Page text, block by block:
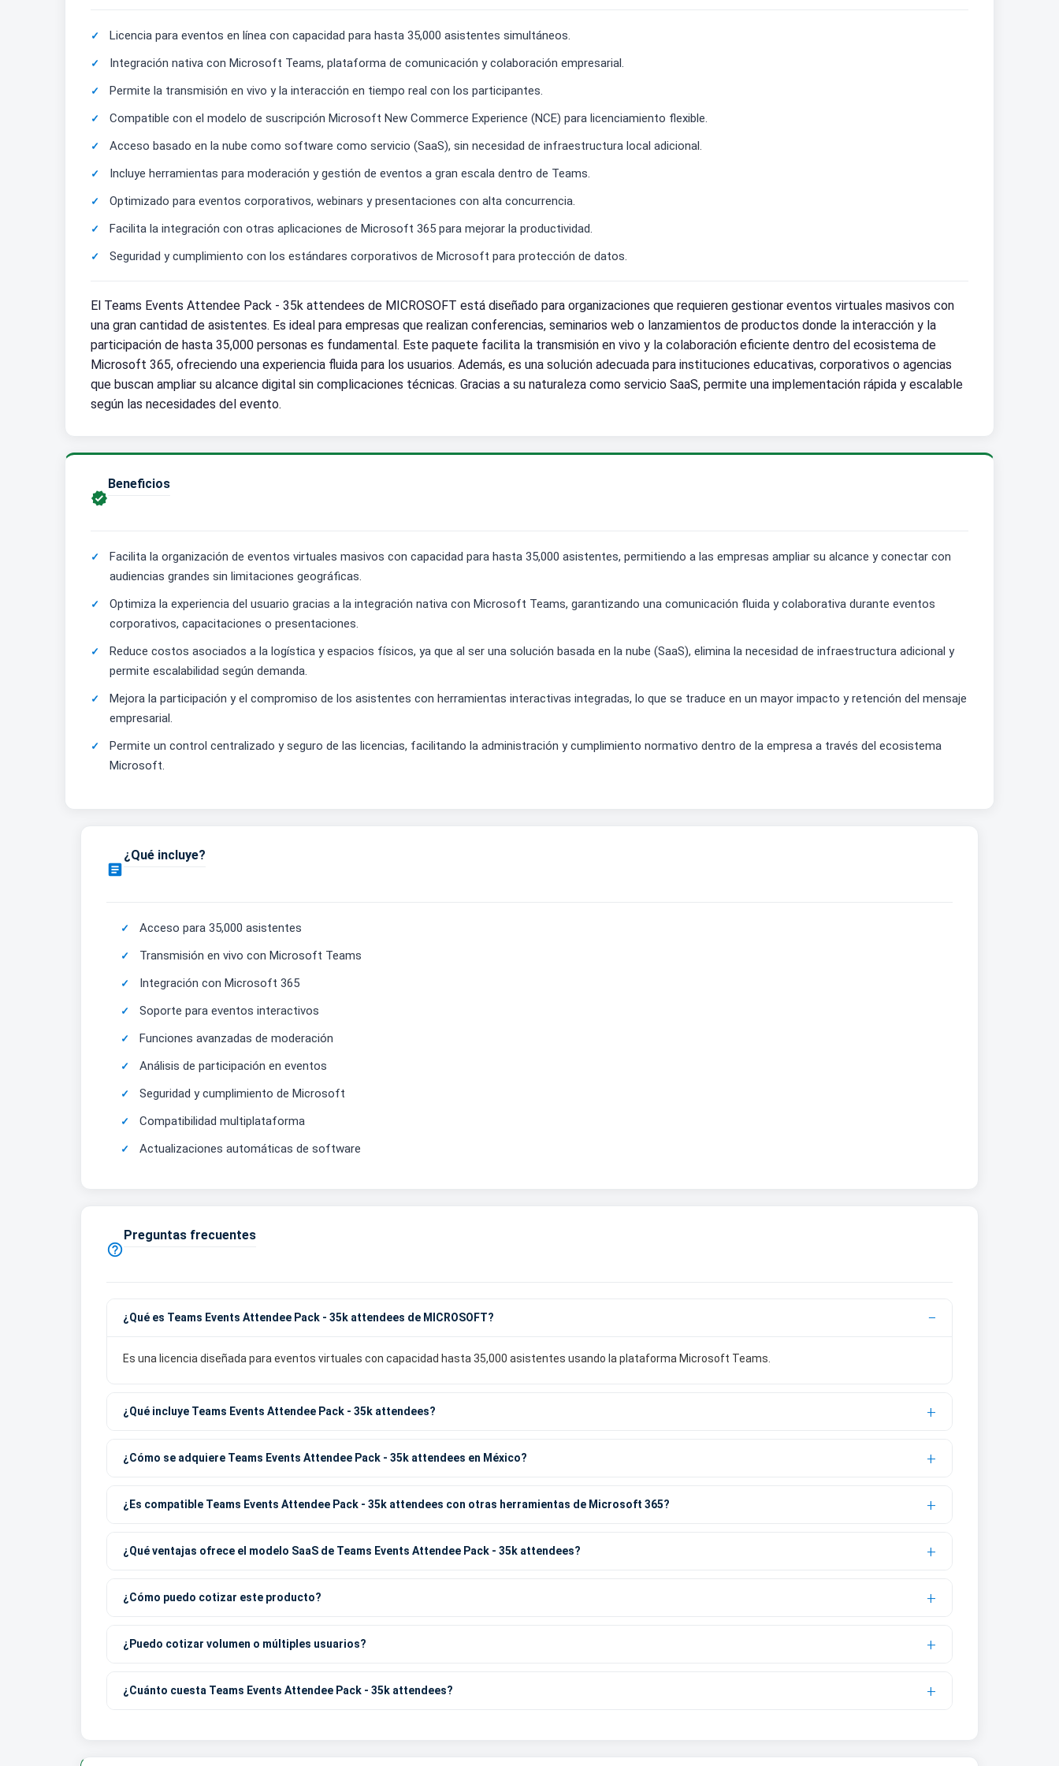
Licencia para eventos en línea con capacidad para hasta 35,000 asistentes simultáneos.
Integración nativa con Microsoft Teams, plataforma de comunicación y colaboración empresarial.
Permite la transmisión en vivo y la interacción en tiempo real con los participantes.
Compatible con el modelo de suscripción Microsoft New Commerce Experience (NCE) para licenciamiento flexible.
Acceso basado en la nube como software como servicio (SaaS), sin necesidad de infraestructura local adicional.
Incluye herramientas para moderación y gestión de eventos a gran escala dentro de Teams.
Optimizado para eventos corporativos, webinars y presentaciones con alta concurrencia.
Facilita la integración con otras aplicaciones de Microsoft 365 para mejorar la productividad.
Seguridad y cumplimiento con los estándares corporativos de Microsoft para protección de datos.
El Teams Events Attendee Pack - 35k attendees de MICROSOFT está diseñado para organizaciones que requieren gestionar eventos virtuales masivos con
una gran cantidad de asistentes. Es ideal para empresas que realizan conferencias, seminarios web o lanzamientos de productos donde la interacción y la
participación de hasta 35,000 personas es fundamental. Este paquete facilita la transmisión en vivo y la colaboración eficiente dentro del ecosistema de
Microsoft 365, ofreciendo una experiencia fluida para los usuarios. Además, es una solución adecuada para instituciones educativas, corporativos o agencias
que buscan ampliar su alcance digital sin complicaciones técnicas. Gracias a su naturaleza como servicio SaaS, permite una implementación rápida y escalable
según las necesidades del evento.

Beneficios
Facilita la organización de eventos virtuales masivos con capacidad para hasta 35,000 asistentes, permitiendo a las empresas ampliar su alcance y conectar con
audiencias grandes sin limitaciones geográficas.
Optimiza la experiencia del usuario gracias a la integración nativa con Microsoft Teams, garantizando una comunicación fluida y colaborativa durante eventos
corporativos, capacitaciones o presentaciones.
Reduce costos asociados a la logística y espacios físicos, ya que al ser una solución basada en la nube (SaaS), elimina la necesidad de infraestructura adicional y
permite escalabilidad según demanda.
Mejora la participación y el compromiso de los asistentes con herramientas interactivas integradas, lo que se traduce en un mayor impacto y retención del mensaje
empresarial.
Permite un control centralizado y seguro de las licencias, facilitando la administración y cumplimiento normativo dentro de la empresa a través del ecosistema
Microsoft.

¿Qué incluye?
Acceso para 35,000 asistentes
Transmisión en vivo con Microsoft Teams
Integración con Microsoft 365
Soporte para eventos interactivos
Funciones avanzadas de moderación
Análisis de participación en eventos
Seguridad y cumplimiento de Microsoft
Compatibilidad multiplataforma
Actualizaciones automáticas de software

Preguntas frecuentes
¿Qué es Teams Events Attendee Pack - 35k attendees de MICROSOFT?
Es una licencia diseñada para eventos virtuales con capacidad hasta 35,000 asistentes usando la plataforma Microsoft Teams.
¿Qué incluye Teams Events Attendee Pack - 35k attendees?
¿Cómo se adquiere Teams Events Attendee Pack - 35k attendees en México?
¿Es compatible Teams Events Attendee Pack - 35k attendees con otras herramientas de Microsoft 365?
¿Qué ventajas ofrece el modelo SaaS de Teams Events Attendee Pack - 35k attendees?
¿Cómo puedo cotizar este producto?
¿Puedo cotizar volumen o múltiples usuarios?
¿Cuánto cuesta Teams Events Attendee Pack - 35k attendees?